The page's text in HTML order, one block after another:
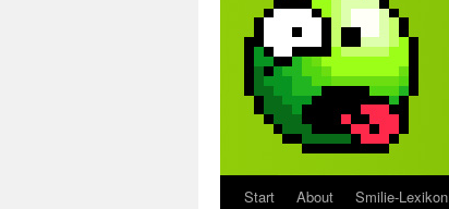
Start About Smilie-Lexikon